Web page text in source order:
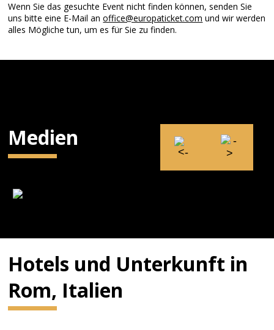
Wenn Sie das gesuchte Event nicht finden können, senden Sie
uns bitte eine E-Mail anoffice@europaticket.com und wir werden
alles Mögliche tun, um es für Sie zu finden.
Medien
Hotels und Unterkunft in
Rom, Italien